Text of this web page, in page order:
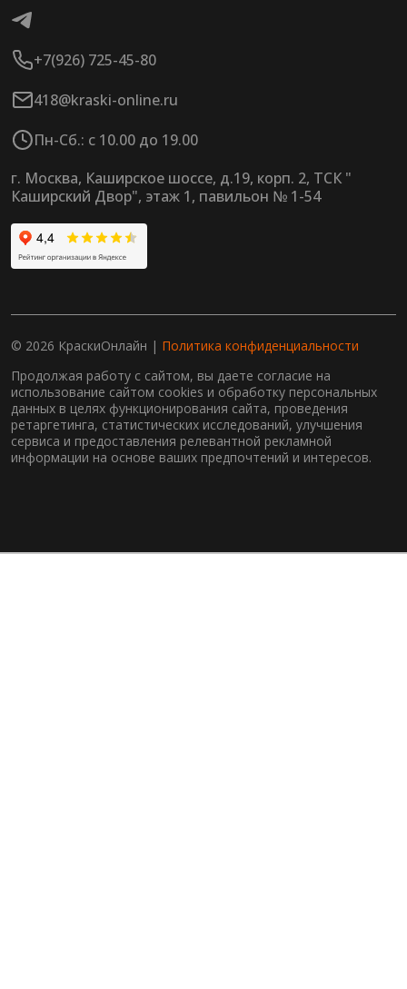
+7(926) 725-45-80
418@kraski-online.ru
Пн-Сб.: с 10.00 до 19.00
г. Москва, Каширское шоссе, д.19, корп. 2, ТСК "
Каширский Двор", этаж 1, павильон № 1-54
© 2026 КраскиОнлайн | Политика конфиденциальности
Продолжая работу с сайтом, вы даете согласие на
использование сайтом cookies и обработку персональных
данных в целях функционирования сайта, проведения
ретаргетинга, статистических исследований, улучшения
сервиса и предоставления релевантной рекламной
информации на основе ваших предпочтений и интересов.